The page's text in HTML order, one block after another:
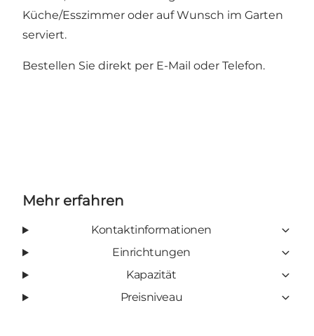
Küche/Esszimmer oder auf Wunsch im Garten
serviert.
Bestellen Sie direkt per E-Mail oder Telefon.
Mehr erfahren
Kontaktinformationen
Einrichtungen
Kapazität
Preisniveau